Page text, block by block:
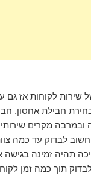
לקוחות אז גם
חבילת אחסון.
מקרים שירותי
7. כמובן חשוב לבדוק עד
תהיה זמינה בגישה
תוך כמה זמן